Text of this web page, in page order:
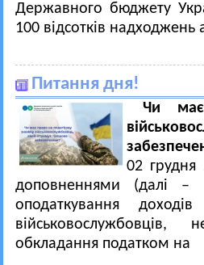
Державного бюджету
100 відсотків
Питання дня!
Чи
02
доповненнями (далі –
оподаткування
обкладання податком на